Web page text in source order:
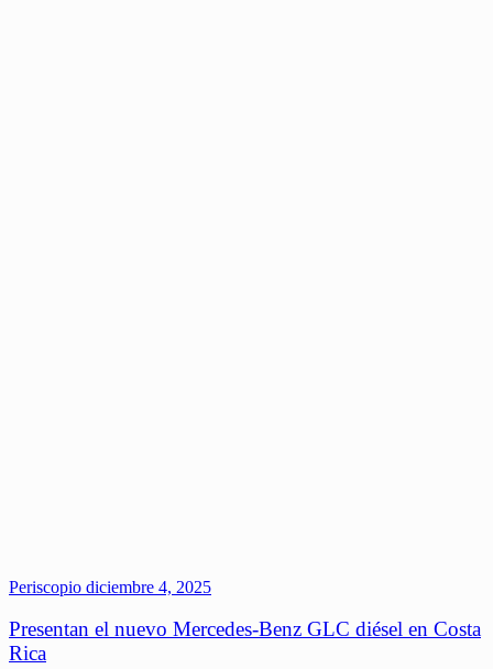
Periscopio diciembre 4, 2025
Presentan el nuevo Mercedes-Benz GLC diésel en Costa
Rica